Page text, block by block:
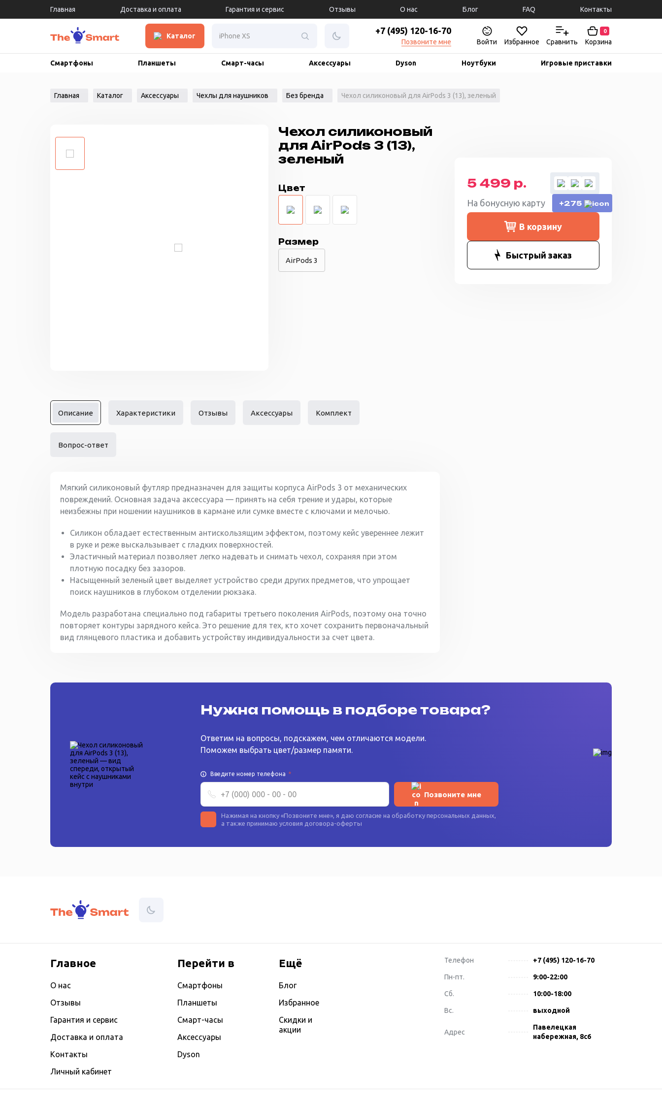
Главная Доставка и оплата Гарантия и сервис Отзывы О нас Блог FAQ Контакты
Каталог
+7 (495) 120-16-70
Позвоните мне Войти Избранное Сравнить
0
Корзина
Смартфоны Планшеты Смарт-часы Аксессуары Dyson Ноутбуки Игровые приставки
Главная Каталог Аксессуары Чехлы для наушников Без бренда Чехол силиконовый для AirPods 3 (13), зеленый
Чехол силиконовый
для AirPods 3 (13),
зеленый
Цвет
Размер
AirPods 3
5 499 р.
На бонусную карту +275
В корзину
Быстрый заказ
Описание Характеристики Отзывы Аксессуары Комплект
Вопрос-ответ
Мягкий силиконовый футляр предназначен для защиты корпуса AirPods 3 от механических
повреждений. Основная задача аксессуара — принять на себя трение и удары, которые
неизбежны при ношении наушников в кармане или сумке вместе с ключами и мелочью.
Силикон обладает естественным антискользящим эффектом, поэтому кейс увереннее лежит
в руке и реже выскальзывает с гладких поверхностей.
Эластичный материал позволяет легко надевать и снимать чехол, сохраняя при этом
плотную посадку без зазоров.
Насыщенный зеленый цвет выделяет устройство среди других предметов, что упрощает
поиск наушников в глубоком отделении рюкзака.
Модель разработана специально под габариты третьего поколения AirPods, поэтому она точно
повторяет контуры зарядного кейса. Это решение для тех, кто хочет сохранить первоначальный
вид глянцевого пластика и добавить устройству индивидуальности за счет цвета.
Нужна помощь в подборе товара?
Ответим на вопросы, подскажем, чем отличаются модели.
Поможем выбрать цвет/размер памяти.
Введите номер телефона *
Позвоните мне
Нажимая на кнопку «Позвоните мне», я даю согласие на обработку персональных данных,
а также принимаю условия договора-оферты
Главное
О нас
Отзывы
Гарантия и сервис
Доставка и оплата
Контакты
Личный кабинет
Перейти в
Смартфоны
Планшеты
Смарт-часы
Аксессуары
Dyson
Ещё
Блог
Избранное
Скидки и
акции
Телефон +7 (495) 120-16-70
Пн-пт. 9:00-22:00
Сб. 10:00-18:00
Вс. выходной
Адрес
Павелецкая
набережная, 8с6